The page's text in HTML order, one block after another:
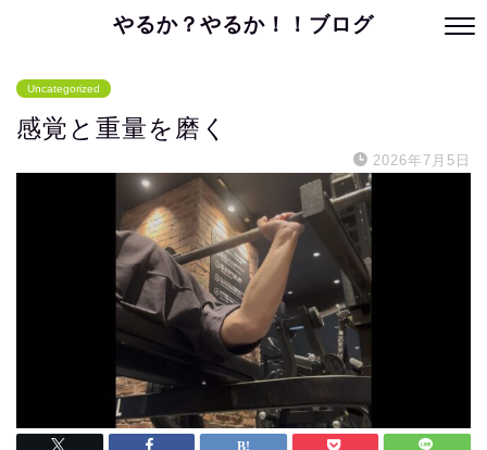
やるか？やるか！！ブログ
Uncategorized
感覚と重量を磨く
2026年7月5日